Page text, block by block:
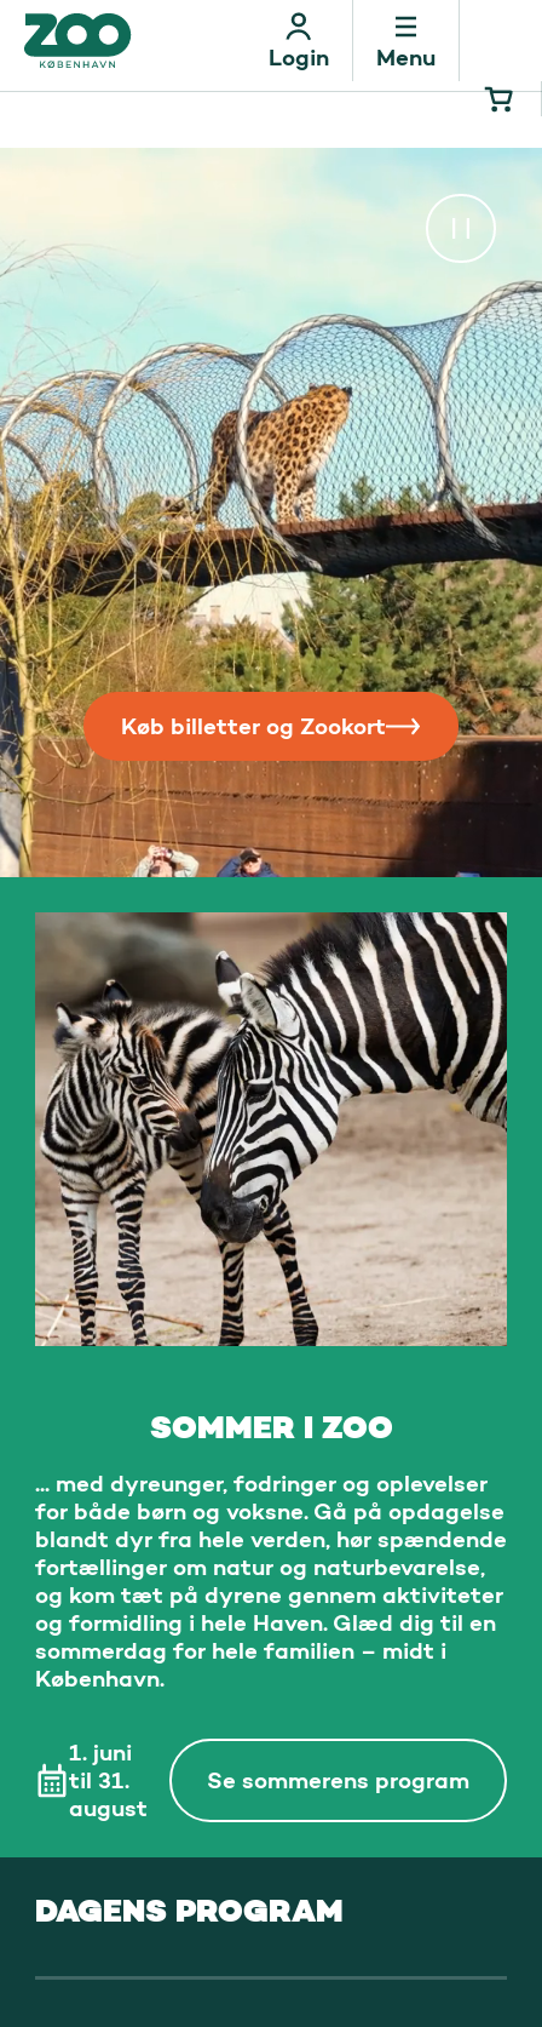
Menu
Login
Køb billetter og Zookort
SOMMER I ZOO
... med dyreunger, fodringer og oplevelser
for både børn og voksne. Gå på opdagelse
blandt dyr fra hele verden, hør spændende
fortællinger om natur og naturbevarelse,
og kom tæt på dyrene gennem aktiviteter
og formidling i hele Haven. Glæd dig til en
sommerdag for hele familien – midt i
København.
1. juni
til 31.
august
Se sommerens program
DAGENS PROGRAM